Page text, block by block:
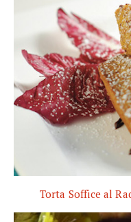
Torta Soffice al